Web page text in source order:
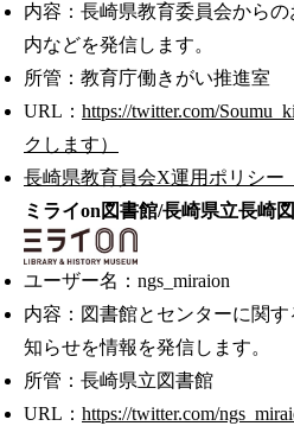
内容：長崎県教育委員会から
内などを発信します。
所管：教育庁働きがい推進室
URL： https://twitter.com/
クします）
長崎県教育員会X運用ポリシー
ミライon図書館/長崎県立長崎
ユーザー名：ngs_miraion
内容：図書館とセンターに関
知らせを情報を発信します。
所管：長崎県立図書館
URL： https://twitter.com/